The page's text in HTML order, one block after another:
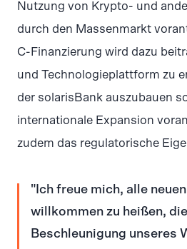
Nutzung von Krypto- und
durch den Massenmarkt
C-Finanzierung wird dazu
und Technologieplattform zu
der solarisBank auszubauen
internationale Expansion
zudem das regulatorische
Ich freue mich, alle
willkommen zu heißen,
Beschleunigung unseres